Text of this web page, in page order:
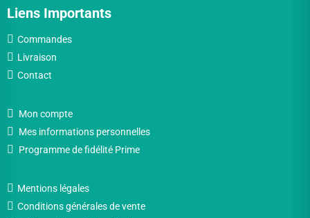
Liens Importants
Commandes
Livraison
Contact
Mon compte
Mes informations personnelles
Programme de fidélité Prime
Mentions légales
Conditions générales de vente